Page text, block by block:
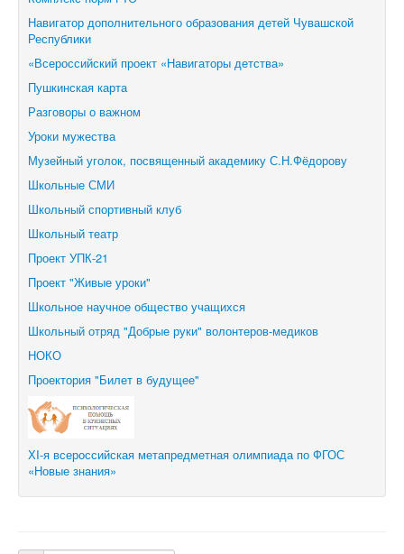
Навигатор дополнительного образования детей Чувашской
Республики
«Всероссийский проект «Навигаторы детства»
Пушкинская карта
Разговоры о важном
Уроки мужества
Музейный уголок, посвященный академику С.Н.Фёдорову
Школьные СМИ
Школьный спортивный клуб
Школьный театр
Проект УПК-21
Проект "Живые уроки"
Школьное научное общество учащихся
Школьный отряд "Добрые руки" волонтеров-медиков
НОКО
Проектория "Билет в будущее"
ХI-я всероссийская метапредметная олимпиада по ФГОС
«Новые знания»